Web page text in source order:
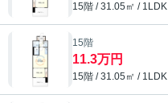
15階 / 31.05㎡ / 1LDK
15階
11.3万円
15階 / 31.05㎡ / 1LDK